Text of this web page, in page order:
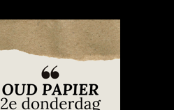
krantenartikel
gezellig